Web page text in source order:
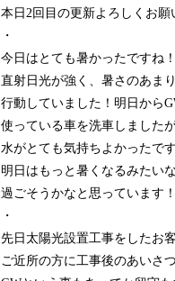
本日2回目の更新よろしくお願
・
今日はとても暑かったですね
直射日光が強く、暑さのあま
行動していました！明日から
使っている車を洗車しました
水がとても気持ちよかったで
明日はもっと暑くなるみたい
過ごそうかなと思っています！
・
先日太陽光設置工事をしたお
ご近所の方に工事後のあいさ